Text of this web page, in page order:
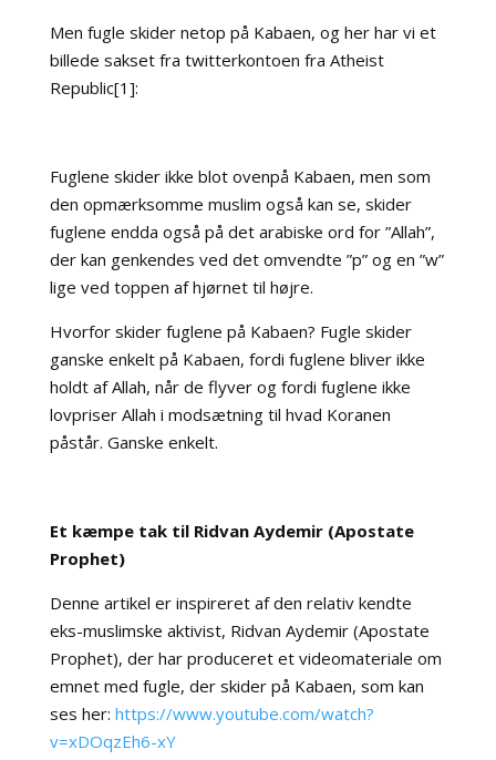
Men fugle skider netop på Kabaen, og her har vi et
billede sakset fra twitterkontoen fra Atheist
Republic[1]:
Fuglene skider ikke blot ovenpå Kabaen, men som
den opmærksomme muslim også kan se, skider
fuglene endda også på det arabiske ord for ”Allah”,
der kan genkendes ved det omvendte ”p” og en ”w”
lige ved toppen af hjørnet til højre.
Hvorfor skider fuglene på Kabaen? Fugle skider
ganske enkelt på Kabaen, fordi fuglene bliver ikke
holdt af Allah, når de flyver og fordi fuglene ikke
lovpriser Allah i modsætning til hvad Koranen
påstår. Ganske enkelt.
Et kæmpe tak til Ridvan Aydemir (Apostate
Prophet)
Denne artikel er inspireret af den relativkendte
eks-muslimske aktivist, Ridvan Aydemir (Apostate
Prophet), der har produceret et videomateriale om
emnet med fugle, der skider på Kabaen, som kan
ses her: https://www.youtube.com/watch?
v=xDOqzEh6-xY